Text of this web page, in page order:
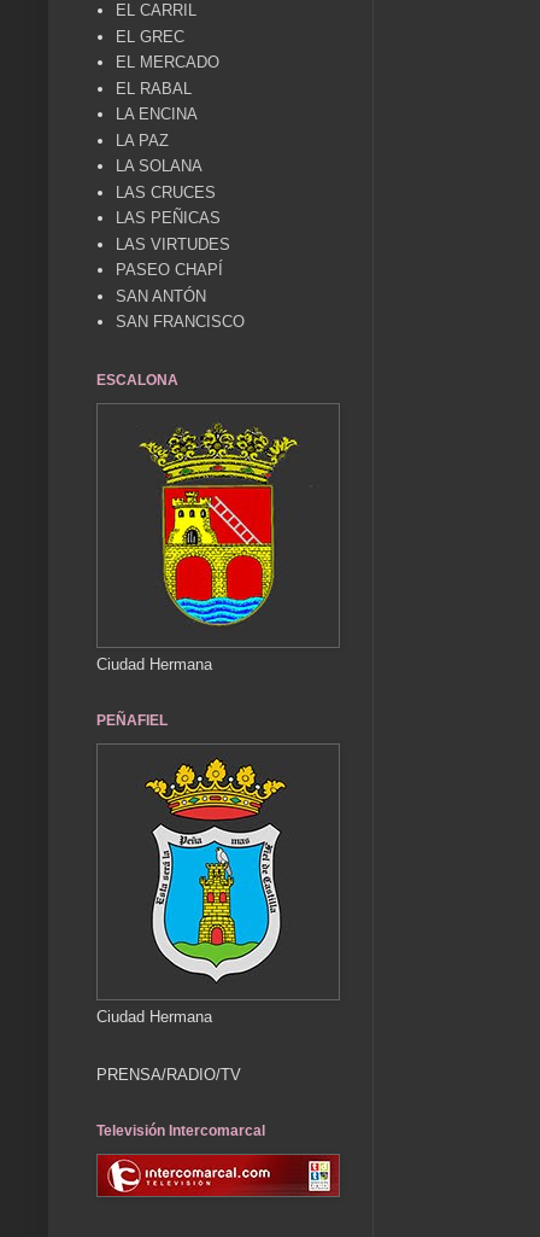
EL CARRIL
EL GREC
EL MERCADO
EL RABAL
LA ENCINA
LA PAZ
LA SOLANA
LAS CRUCES
LAS PEÑICAS
LAS VIRTUDES
PASEO CHAPÍ
SAN ANTÓN
SAN FRANCISCO
ESCALONA
Ciudad Hermana
PEÑAFIEL
Ciudad Hermana
PRENSA/RADIO/TV
Televisión Intercomarcal